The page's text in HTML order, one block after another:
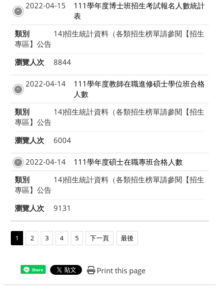
2022-04-15
111學年度博士班招生考試報名人數統計
表
類別
14)招生統計資料（各類招生榜單請參閱【招生
專區】公告
瀏覽人次
8844
2022-04-14
111學年度教師在職進修碩士學位班合格
人數
類別
14)招生統計資料（各類招生榜單請參閱【招生
專區】公告
瀏覽人次
6004
2022-04-14
111學年度碩士在職專班合格人數
類別
14)招生統計資料（各類招生榜單請參閱【招生
專區】公告
瀏覽人次
9131
1 2 3 4 5 下一頁 最後
Share Print this page